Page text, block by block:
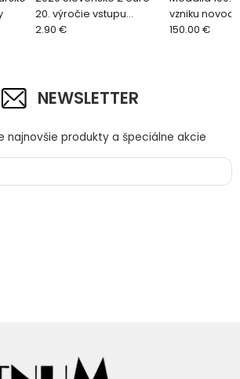
20. výročie vstupu
Slovenskej republiky do
2.90 €
vzniku
Atlanta 1996
150.00 €
NEWSLETTER
najnovšie produkty a špeciálne akcie